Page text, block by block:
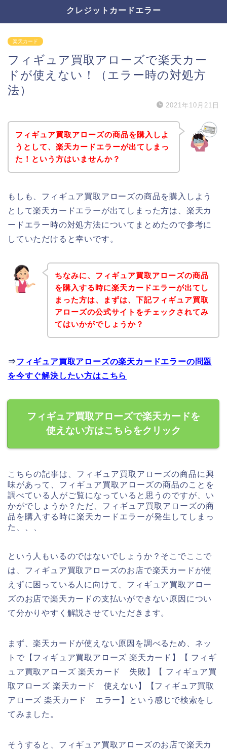
クレジットカードエラー
楽天カード
フィギュア買取アローズで楽天カー
ドが使えない！（エラー時の対処方
法）
2021年10月21日
フィギュア買取アローズの商品を購入しよ
うとして、楽天カードエラーが出てしまっ
た！という方はいませんか？
もしも、フィギュア買取アローズの商品を購入しよう
として楽天カードエラーが出てしまった方は、楽天カ
ードエラー時の対処方法についてまとめたので参考に
していただけると幸いです。
ちなみに、フィギュア買取アローズの商品
を購入する時に楽天カードエラーが出てし
まった方は、まずは、下記フィギュア買取
アローズの公式サイトをチェックされてみ
てはいかがでしょうか？
⇒フィギュア買取アローズの楽天カードエラーの問題
を今すぐ解決したい方はこちら
フィギュア買取アローズで楽天カードを
使えない方はこちらをクリック
こちらの記事は、フィギュア買取アローズの商品に興
味があって、フィギュア買取アローズの商品のことを
調べている人がご覧になっていると思うのですが、い
かがでしょうか？ただ、フィギュア買取アローズの商
品を購入する時に楽天カードエラーが発生してしまっ
た、、、
という人もいるのではないでしょうか？そこでここで
は、フィギュア買取アローズのお店で楽天カードが使
えずに困っている人に向けて、フィギュア買取アロー
ズのお店で楽天カードの支払いができない原因につい
て分かりやすく解説させていただきます。
まず、楽天カードが使えない原因を調べるため、ネッ
トで【フィギュア買取アローズ 楽天カード】【 フィギ
ュア買取アローズ 楽天カード 失敗】【 フィギュア買
取アローズ 楽天カード 使えない】【フィギュア買取
アローズ 楽天カード エラー】という感じで検索をし
てみました。
そうすると、フィギュア買取アローズのお店で楽天カ